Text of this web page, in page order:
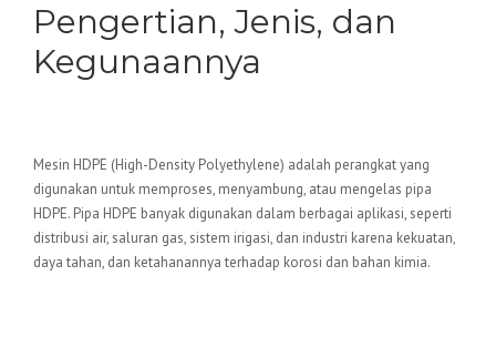
Pengertian, Jenis, dan
Kegunaannya
Mesin HDPE (High-Density Polyethylene) adalah perangkat yang
digunakan untuk memproses, menyambung, atau mengelas pipa
HDPE. Pipa HDPE banyak digunakan dalam berbagai aplikasi, seperti
distribusi air, saluran gas, sistem irigasi, dan industri karena kekuatan,
daya tahan, dan ketahanannya terhadap korosi dan bahan kimia.